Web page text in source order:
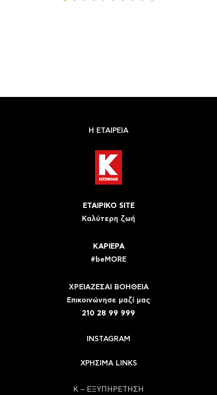
Η ΕΤΑΙΡΕΙΑ
ΕΤΑΙΡΙΚΟ SITE
Καλύτερη ζωή
ΚΑΡΙΕΡΑ
#beMORE
ΧΡΕΙΑΖΕΣΑΙ ΒΟΗΘΕΙΑ
Eπικοινώνησε μαζί μας
210 28 99 999
INSTAGRAM
ΧΡΗΣΙΜΑ LINKS
Κ – ΕΞΥΠΗΡΕΤΗΣΗ